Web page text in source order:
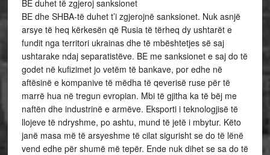
BE duhet të zgjeroj sanksionet
BE dhe SHBA-të duhet t’i zgjerojnë sanksionet. Nuk asnjë
arsye të heq kërkesën që Rusia të tërheq dy ushtarët e
fundit nga territori ukrainas dhe të mbështetjes së saj
ushtarake ndaj separatistëve. BE me sanksionet e saj do të
godet në kufizimet jo vetëm të bankave, por edhe në
aftësinë e kompanive të mëdha të qeverisë ruse për të
marrë hua në tregun evropian. Mbi të gjitha ka të bëj me
naftën dhe industrinë e armëve. Eksporti i teknologjisë të
llojeve të ndryshme, po ashtu, mund të jetë i mbytur. Këto
janë masa më të arsyeshme të cilat sigurisht se do të lënë
vend edhe për shumë më tepër. Ende nuk dihet se sa do të